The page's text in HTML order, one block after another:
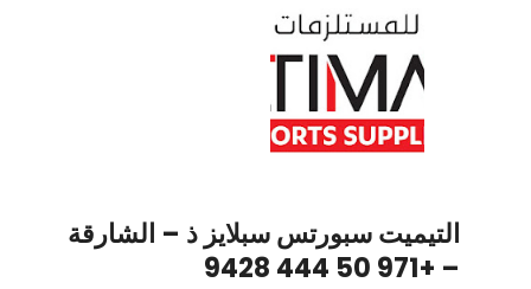
التيميت سبورتس سبلايز ذ – الشارقة
– +971 50 444 9428